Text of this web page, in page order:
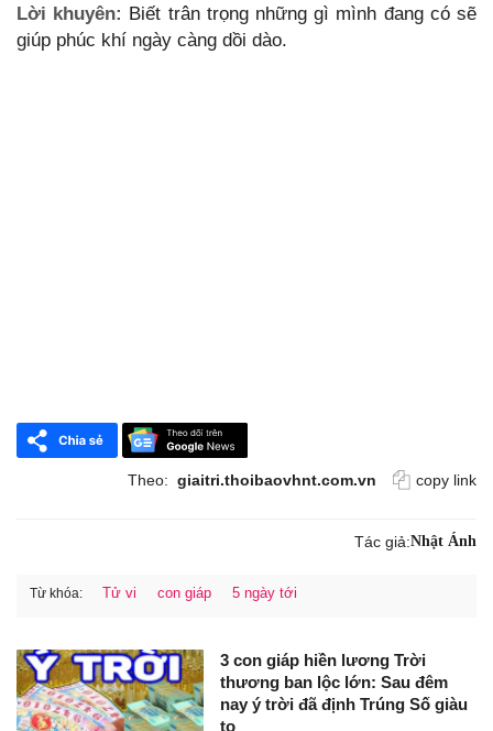
Lời khuyên: Biết trân trọng những gì mình đang có sẽ
giúp phúc khí ngày càng dồi dào.
Theo: giaitri.thoibaovhnt.com.vn copy link
Tác giả:Nhật Ánh
Từ khóa: Tử vi con giáp 5 ngày tới
3 con giáp hiền lương Trời
thương ban lộc lớn: Sau đêm
nay ý trời đã định Trúng Số giàu
to